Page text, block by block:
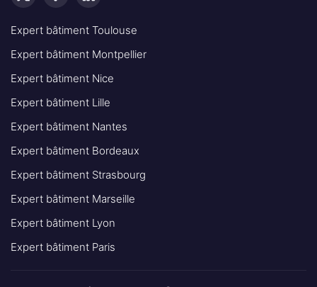
Expert bâtiment Toulouse
Expert bâtiment Montpellier
Expert bâtiment Nice
Expert bâtiment Lille
Expert bâtiment Nantes
Expert bâtiment Bordeaux
Expert bâtiment Strasbourg
Expert bâtiment Marseille
Expert bâtiment Lyon
Expert bâtiment Paris